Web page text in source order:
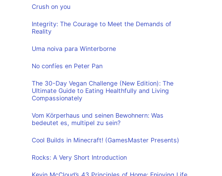
Crush on you
Integrity: The Courage to Meet the Demands of
Reality
Uma noiva para Winterborne
No confíes en Peter Pan
The 30-Day Vegan Challenge (New Edition): The
Ultimate Guide to Eating Healthfully and Living
Compassionately
Vom Körperhaus und seinen Bewohnern: Was
bedeutet es, multipel zu sein?
Cool Builds in Minecraft! (GamesMaster Presents)
Rocks: A Very Short Introduction